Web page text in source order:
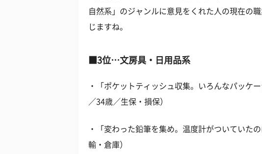
自然系」のジャンルに意見をくれた人の現在の
じますね。
■3位…文房具・日用品系
・「ポケットティッシュ収集。いろんなパッケ
／34歳／生保・損保）
・「変わった鉛筆を集め。温度計がついていた
輸・倉庫）